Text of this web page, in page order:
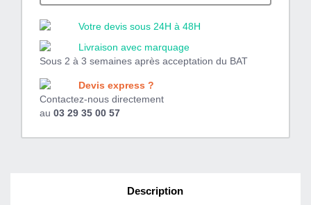
Votre devis sous 24H à 48H
Livraison avec marquage
Sous 2 à 3 semaines après acceptation du BAT
Devis express ?
Contactez-nous directement
au 03 29 35 00 57
Description